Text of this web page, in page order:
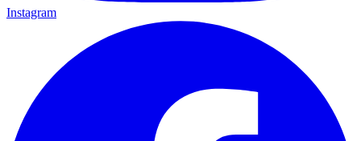
Instagram